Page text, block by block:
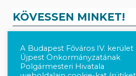
KÖVESSEN MINKET!
Kövesse a híreket Facebook-
Követés Instagram-on
A Budapest Főváros IV. kerület
Újpest Önkormányzatának
Polgármesteri Hivatala